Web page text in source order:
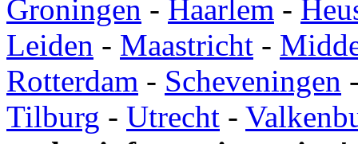
Groningen - Haarlem -
Leiden - Maastricht -
Rotterdam - Scheveningen
Tilburg - Utrecht -